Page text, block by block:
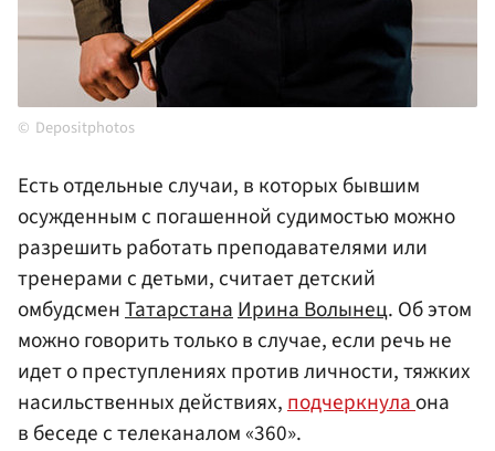
Depositphotos
Есть отдельные случаи, в которых бывшим
осужденным с погашенной судимостью можно
разрешить работать преподавателями или
тренерами с детьми, считает детский
омбудсменТатарстанаИрина Волынец. Об этом
можно говорить только в случае, если речь не
идет о преступлениях против личности, тяжких
насильственных действиях,подчеркнулаона
в беседе с телеканалом «360».